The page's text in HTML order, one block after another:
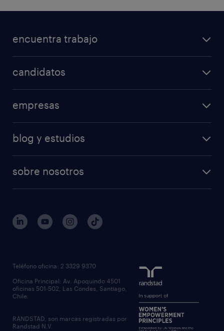
encuentra trabajo
candidatos
empresas
blog y estudios
sobre nosotros
Teléfono oficina: 2 3329 9370
Oficina Principal: Av. Apoquindo 4501
oficinas 501-502, Las Condes, Santiago,
Chile.
RANDSTAD, son marcas registradas por
Randstad N.V.